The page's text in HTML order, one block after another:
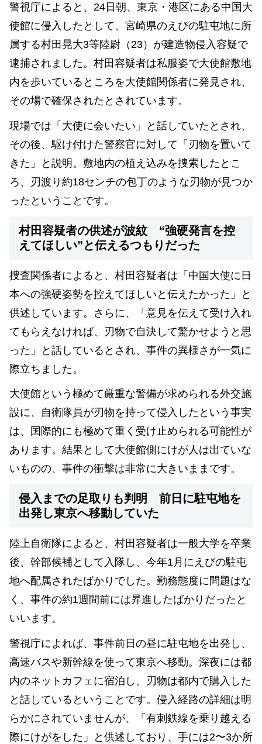
警視庁によると、24日朝、東京・港区にある中国大
使館に侵入したとして、宮崎県のえびの駐屯地に所
属する村田晃大3等陸尉（23）が建造物侵入容疑で
逮捕されました。村田容疑者は私服姿で大使館敷地
内を歩いているところを大使館関係者に発見され、
その場で確保されたとされています。
現場では「大使に会いたい」と話していたとされ、
その後、駆け付けた警察官に対して「刃物を置いて
きた」と説明。敷地内の植え込みを捜索したとこ
ろ、刃渡り約18センチの包丁のような刃物が見つか
ったということです。
村田容疑者の供述が波紋 “強硬発言を控
えてほしい”と伝えるつもりだった
捜査関係者によると、村田容疑者は「中国大使に日
本への強硬姿勢を控えてほしいと伝えたかった」と
供述しています。さらに、「意見を伝えて受け入れ
てもらえなければ、刃物で自決して驚かせようと思
った」と話しているとされ、事件の異様さが一気に
際立ちました。
大使館という極めて厳重な警備が求められる外交施
設に、自衛隊員が刃物を持って侵入したという事実
は、国際的にも極めて重く受け止められる可能性が
あります。結果として大使館側にけが人は出ていな
いものの、事件の衝撃は非常に大きいままです。
侵入までの足取りも判明 前日に駐屯地を
出発し東京へ移動していた
陸上自衛隊によると、村田容疑者は一般大学を卒業
後、幹部候補として入隊し、今年1月にえびの駐屯
地へ配属されたばかりでした。勤務態度に問題はな
く、事件の約1週間前には昇進したばかりだったと
いいます。
警視庁によれば、事件前日の昼に駐屯地を出発し、
高速バスや新幹線を使って東京へ移動。深夜には都
内のネットカフェに宿泊し、刃物は都内で購入した
と話しているということです。侵入経路の詳細は明
らかにされていませんが、「有刺鉄線を乗り越える
際にけがをした」と供述しており、手には2〜3か所